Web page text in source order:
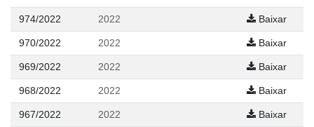
974/2022 2022 Baixar
970/2022 2022 Baixar
969/2022 2022 Baixar
968/2022 2022 Baixar
967/2022 2022 Baixar